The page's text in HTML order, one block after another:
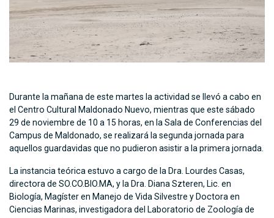
Durante la mañana de este martes la actividad se llevó a cabo en
el Centro Cultural Maldonado Nuevo, mientras que este sábado
29 de noviembre de 10 a 15 horas, en la Sala de Conferencias del
Campus de Maldonado, se realizará la segunda jornada para
aquellos guardavidas que no pudieron asistir a la primera jornada.
La instancia teórica estuvo a cargo de la Dra. Lourdes Casas,
directora de SO.CO.BIO.MA, y la Dra. Diana Szteren, Lic. en
Biología, Magíster en Manejo de Vida Silvestre y Doctora en
Ciencias Marinas, investigadora del Laboratorio de Zoología de